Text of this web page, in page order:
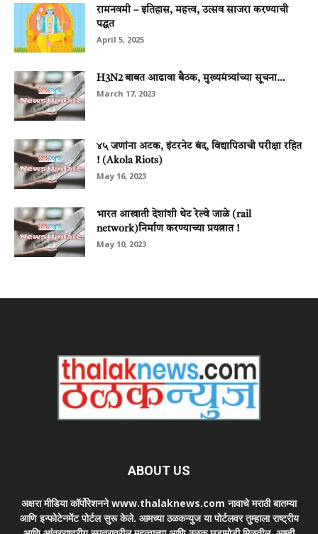
रामनवमी – इतिहास, महत्त्व, उत्सव साजरा करण्याची
पद्धत
April 5, 2025
H3N2 बाबत आढावा बैठक, मुख्यमंत्र्यांच्या सूचना…
March 17, 2023
४५ जणांना अटक, इंटरनेट बंद, विद्यापिठाची परीक्षा रहित
! (Akola Riots)
May 16, 2023
भारत आखाती देशांशी थेट रेल्वे जाळे (rail
network)निर्माण करण्याच्या प्रयत्नात !
May 10, 2023
ABOUT US
अक्षरा मीडिया कॉर्पोरेशनने www.thalaknews.com नावाचे मराठी बातम्या
आणि इन्फोटेनमेंट पोर्टल सुरू केले. आमच्या ठळकन्युज या पोर्टलवर तुम्हाला राष्ट्रीय